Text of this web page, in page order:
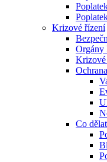
Krizové řízení
Orgány
Krizové
Co